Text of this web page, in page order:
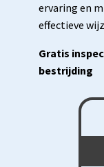
ervaring en
effectieve
Gratis
bestrijding